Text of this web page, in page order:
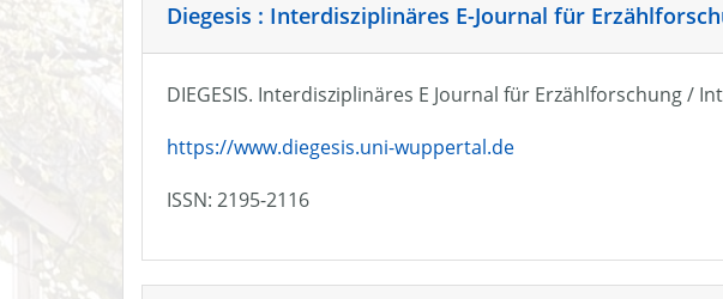
Diegesis : Interdisziplinäres E-Journal für
DIEGESIS. Interdisziplinäres E Journal für Erzählforschung /
https://www.diegesis.uni-wuppertal.de
ISSN: 2195-2116